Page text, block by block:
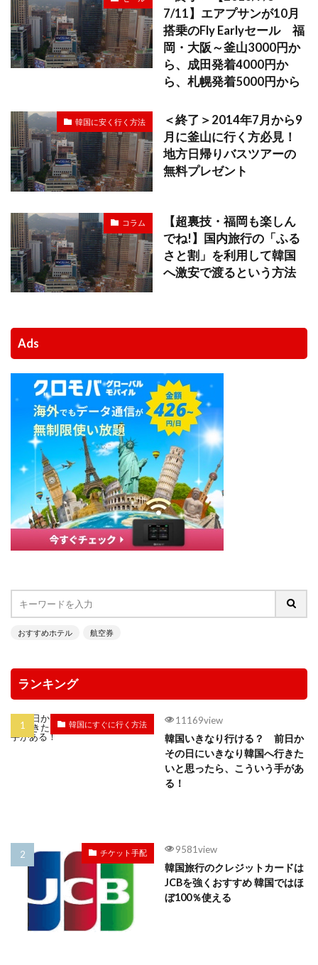
7/11】エアプサンが10月
搭乗のFly Earlyセール 福
岡・大阪～釜山3000円か
ら、成田発着4000円か
ら、札幌発着5000円から
韓国に安く行く方法
＜終了＞2014年7月から9
月に釜山に行く方必見！
地方日帰りバスツアーの
無料プレゼント
コラム
【超裏技・福岡も楽しん
でね!】国内旅行の「ふる
さと割」を利用して韓国
へ激安で渡るという方法
Ads
おすすめホテル 航空券
ランキング
韓国にすぐに行く方法 11169view
韓国いきなり行ける？ 前日か
その日にいきなり韓国へ行きた
いと思ったら、こういう手があ
る！
チケット手配 9581view
韓国旅行のクレジットカードは
JCBを強くおすすめ 韓国ではほ
ぼ100％使える